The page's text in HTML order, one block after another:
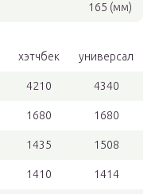
165 (мм)
хэтчбек универсал
4210 4340
1680 1680
1435 1508
1410 1414